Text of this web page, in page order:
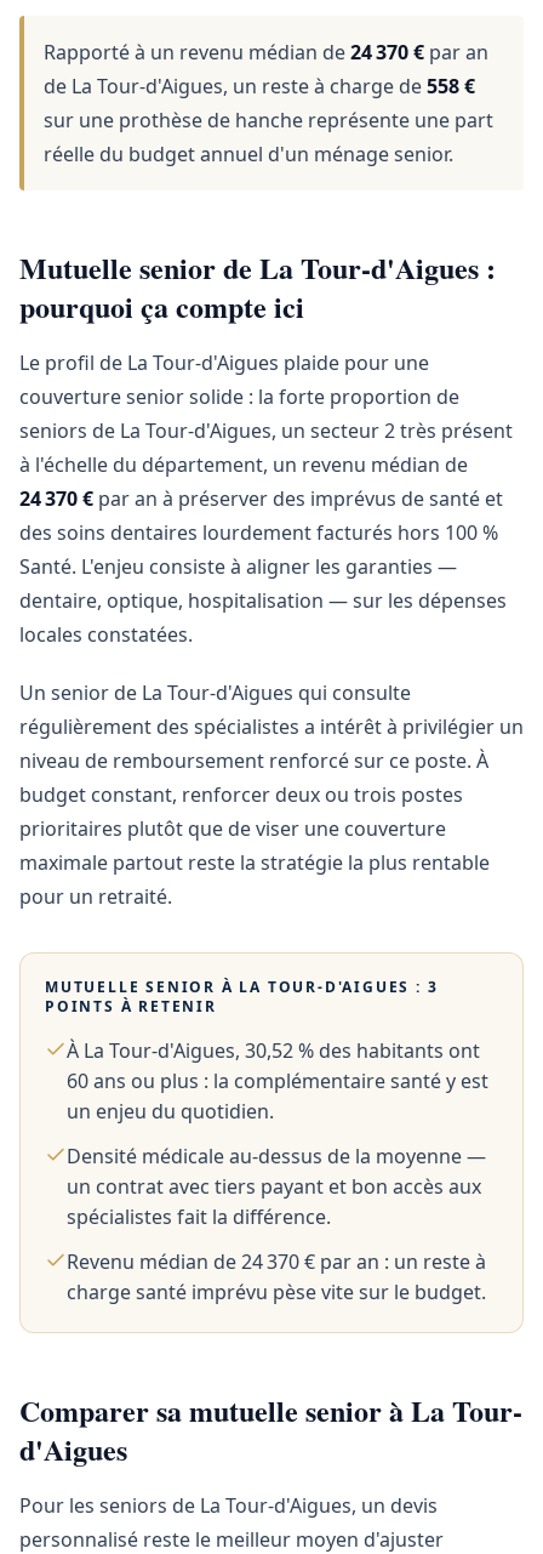
Rapporté à un revenu médian de24 370 € par an
de La Tour-d'Aigues, un reste à charge de558 €
sur une prothèse de hanche représente une part
réelle du budget annuel d'un ménage senior.
Mutuelle senior de La Tour-d'Aigues :
pourquoi ça compte ici
Le profil de La Tour-d'Aigues plaide pour une
couverture senior solide : la forte proportion de
seniors de La Tour-d'Aigues, un secteur 2 très présent
à l'échelle du département, un revenu médian de
24 370 € par an à préserver des imprévus de santé et
des soins dentaires lourdement facturés hors 100 %
Santé. L'enjeu consiste à aligner les garanties —
dentaire, optique, hospitalisation — sur les dépenses
locales constatées.
Un senior de La Tour-d'Aigues qui consulte
régulièrement des spécialistes a intérêt à privilégier un
niveau de remboursement renforcé sur ce poste. À
budget constant, renforcer deux ou trois postes
prioritaires plutôt que de viser une couverture
maximale partout reste la stratégie la plus rentable
pour un retraité.
MUTUELLE SENIOR À LA TOUR-D'AIGUES : 3
POINTS À RETENIR
À La Tour-d'Aigues, 30,52 % des habitants ont
60 ans ou plus : la complémentaire santé y est
un enjeu du quotidien.
Densité médicale au-dessus de la moyenne —
un contrat avec tiers payant et bon accès aux
spécialistes fait la différence.
Revenu médian de 24 370 € par an : un reste à
charge santé imprévu pèse vite sur le budget.
Comparer sa mutuelle senior à La Tour-
d'Aigues
Pour les seniors de La Tour-d'Aigues, un devis
personnalisé reste le meilleur moyen d'ajuster